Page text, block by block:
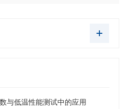
与低温性能测试中的应用